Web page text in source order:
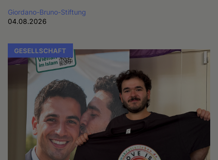
Giordano-Bruno-Stiftung
04.08.2026
GESELLSCHAFT